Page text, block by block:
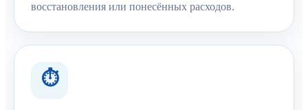
восстановления или понесённых расходов.
⏱